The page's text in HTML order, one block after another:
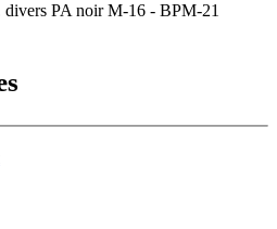
divers PA noir M-16 - BPM-21